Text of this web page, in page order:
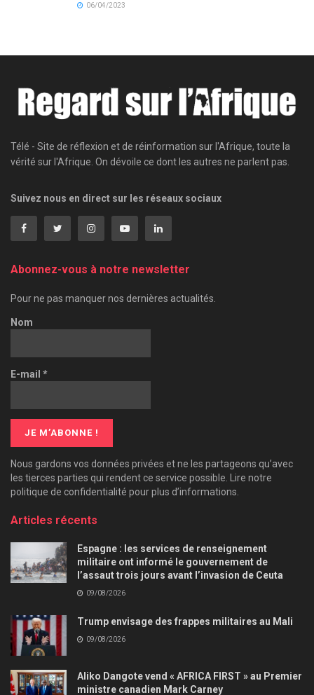
06/04/2023
Télé - Site de réflexion et de réinformation sur l'Afrique, toute la
vérité sur l'Afrique. On dévoile ce dont les autres ne parlent pas.
Suivez nous en direct sur les réseaux sociaux
Abonnez-vous à notre newsletter
Pour ne pas manquer nos dernières actualités.
Nom
E-mail *
Nous gardons vos données privées et ne les partageons qu’avec
les tierces parties qui rendent ce service possible. Lire notre
politique de confidentialité pour plus d’informations.
Articles récents
Espagne : les services de renseignement
militaire ont informé le gouvernement de
l’assaut trois jours avant l’invasion de Ceuta
09/08/2026
Trump envisage des frappes militaires au Mali
09/08/2026
Aliko Dangote vend « AFRICA FIRST » au Premier
ministre canadien Mark Carney